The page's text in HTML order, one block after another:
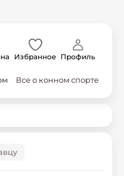
Избранное Профиль
Все о конном спорте